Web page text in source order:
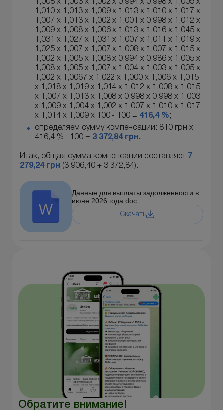
1,008 х 1,003 х 1,002 х 0,994 х 0,998 х 1,005 х
1,010 х 1,013 х 1,009 х 1,013 х 1,010 х 1,017 х
1,007 х 1,013 х 1,002 х 1,001 х 0,998 х 1,012 х
1,009 х 1,008 х 1,006 х 1,013 х 1,016 х 1,045 х
1,031 х 1,027 х 1,031 х 1,007 х 1,011 х 1,019 х
1,025 х 1,007 х 1,007 х 1,008 х 1,007 х 1,015 х
1,002 х 1,005 х 1,008 х 0,994 х 0,986 х 1,005 х
1,008 х 1,005 х 1,007 х 1,004 х 1,003 х 1,005 х
1,002 х 1,0067 х 1,022 х 1,000 х 1,006 х 1,015
х 1,018 х 1,019 х 1,014 х 1,012 х 1,008 х 1,015
х 1,007 х 1,013 х 1,008 х 0,998 х 0,998 х 1,003
х 1,009 х 1,004 х 1,002 х 1,007 х 1,010 х 1,017
х 1,014 х 1,009 х 100 - 100 = 416,4 % ;
определяем сумму компенсации: 810 грн х
416,4 % : 100 = 3 372,84 грн.
Итак, общая сумма компенсации составляет 7
279,24 грн (3 906,40 + 3 372,84).
Данные для выплаты задолженности в
июне 2026 года.doc
Скачать
Обратите внимание!